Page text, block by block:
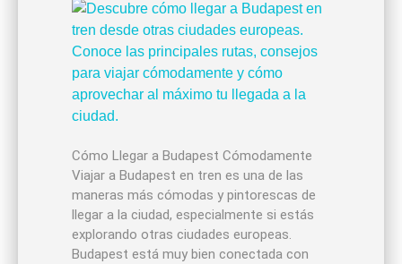
Cómo Llegar a Budapest Cómodamente
Viajar a Budapest en tren es una de las
maneras más cómodas y pintorescas de
llegar a la ciudad, especialmente si estás
explorando otras ciudades europeas.
Budapest está muy bien conectada con